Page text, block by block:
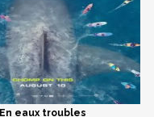
En eaux troubles